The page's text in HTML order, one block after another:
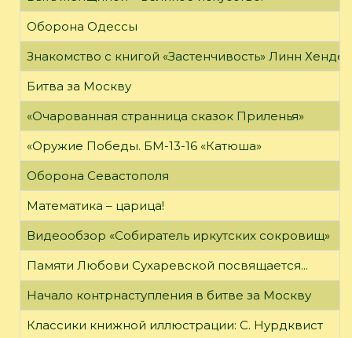
Оборона Одессы
Знакомство с книгой «Застенчивость» Линн
Битва за Москву
«Очарованная странница сказок Приленья»
«Оружие Победы. БМ-13-16 «Катюша»
Оборона Севастополя
Математика – царица!
Видеообзор «Собиратель иркутских сокровищ»
Памяти Любови Сухаревской посвящается...
Начало контрнаступления в битве за Москву
Классики книжной иллюстрации: С. Нурдквист